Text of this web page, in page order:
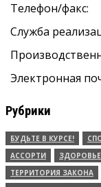
Телефон/факс:
Служба
Электронная
Рубрики
БУДЬТЕ В КУРСЕ!
АССОРТИ
ЗДОРОВЬЕ
ТЕРРИТОРИЯ ЗАКОНА